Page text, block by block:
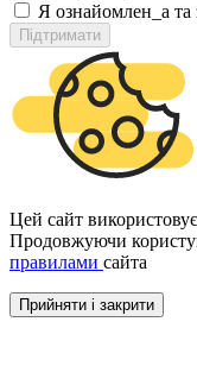
Я ознайомлен_а та
Підтримати
Цей сайт
Продовжуючи
правилами сайта
Прийняти і закрити